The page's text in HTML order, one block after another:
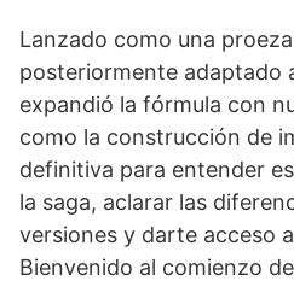
Lanzado como una
posteriormente adaptado
expandió la fórmula con
como la construcción de
definitiva para entender
la saga, aclarar las
versiones y darte acceso
Bienvenido al comienzo